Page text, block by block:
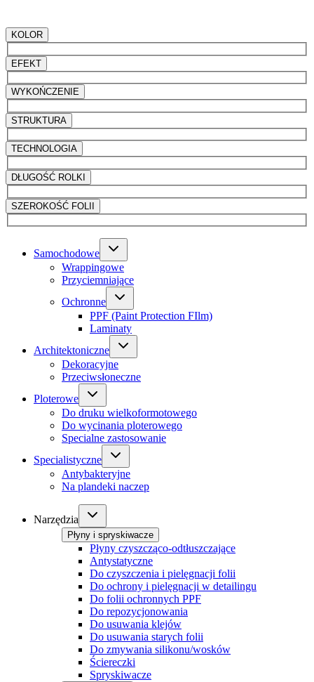
KOLOR
EFEKT
WYKOŃCZENIE
STRUKTURA
TECHNOLOGIA
DŁUGOŚĆ ROLKI
SZEROKOŚĆ FOLII
Samochodowe
Wrappingowe
Przyciemniające
Ochronne
PPF (Paint Protection FIlm)
Laminaty
Architektoniczne
Dekoracyjne
Przeciwsłoneczne
Ploterowe
Do druku wielkoformotowego
Do wycinania ploterowego
Specialne zastosowanie
Specialistyczne
Antybakteryjne
Na plandeki naczep
Narzędzia
Płyny i spryskiwacze
Płyny czyszcząco-odtłuszczające
Antystatyczne
Do czyszczenia i pielęgnacji folii
Do ochrony i pielęgnacji w detailingu
Do folii ochronnych PPF
Do repozycjonowania
Do usuwania klejów
Do usuwania starych folii
Do zmywania silikonu/wosków
Ściereczki
Spryskiwacze